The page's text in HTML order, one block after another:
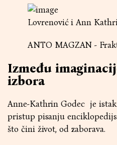
Lovrenović i Ann
ANTO MAGZAN -
Između
izbora
Anne-Kathrin Godec je
pristup pisanju
što čini život, od zaborava.